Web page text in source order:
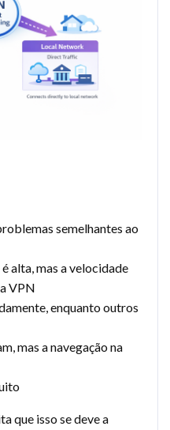
semelhantes ao
alta, mas a velocidade
VPN
enquanto outros
mas a navegação na
que isso se deve a